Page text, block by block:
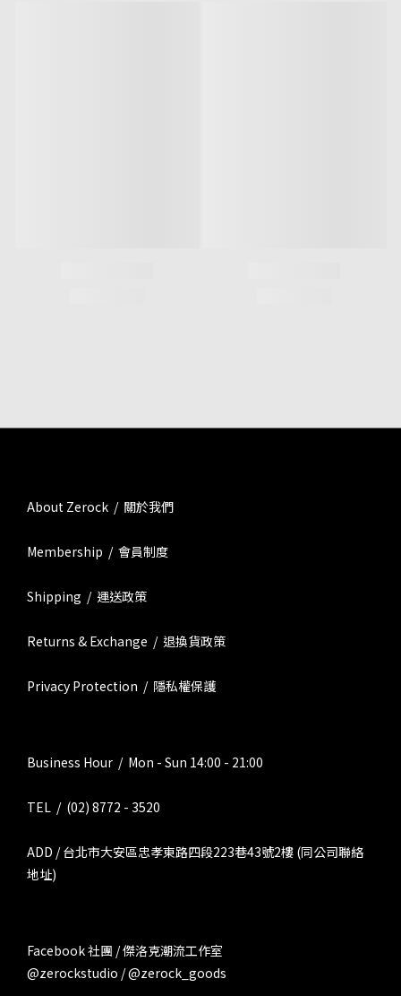
About Zerock / 關於我們
Membership / 會員制度
Shipping / 運送政策
Returns & Exchange / 退換貨政策
Privacy Protection / 隱私權保護
Business Hour / Mon - Sun 14:00 - 21:00
TEL / (02) 8772 - 3520
ADD / 台北市大安區忠孝東路四段223巷43號2樓 (同公司聯絡
地址)
Facebook 社團 / 傑洛克潮流工作室
@zerockstudio / @zerock_goods